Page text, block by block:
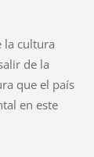
la cultura
de la
que el país
en este